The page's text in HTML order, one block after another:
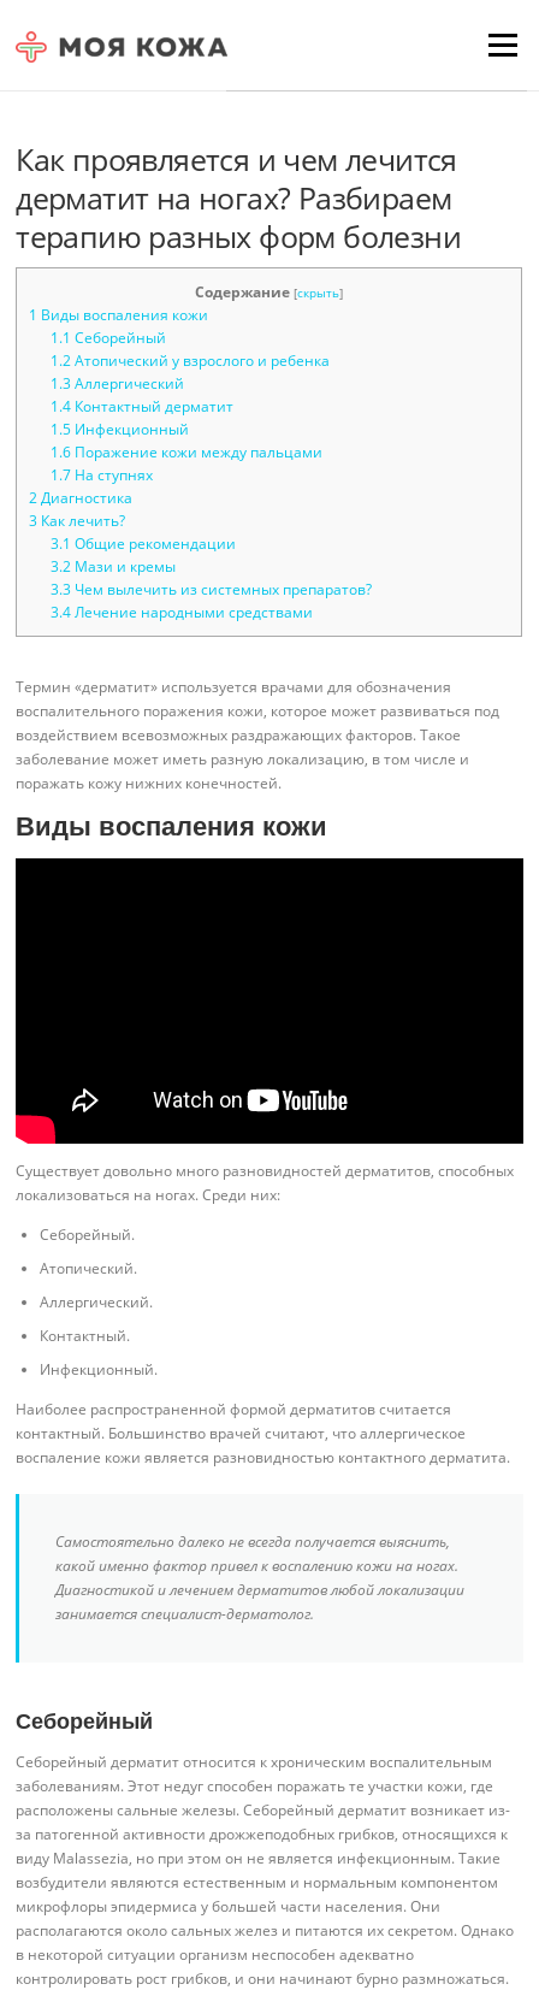
Menu
Как проявляется и чем лечится
дерматит на ногах? Разбираем
терапию разных форм болезни
Содержание [скрыть]
1 Виды воспаления кожи
1.1 Себорейный
1.2Атопический у взрослого и ребенка
1.3Аллергический
1.4Контактный дерматит
1.5Инфекционный
1.6Поражение кожи между пальцами
1.7На ступнях
2 Диагностика
3 Как лечить?
3.1 Общие рекомендации
3.2Мази и кремы
3.3Чем вылечить из системных препаратов?
3.4Лечение народными средствами
Термин «дерматит» используется врачами для обозначения
воспалительного поражения кожи, которое может развиваться под
воздействием всевозможных раздражающих факторов. Такое
заболевание может иметь разную локализацию, в том числе и
поражать кожу нижних конечностей.
Виды воспаления кожи
Существует довольно много разновидностей дерматитов, способных
локализоваться на ногах. Среди них:
Себорейный.
Атопический.
Аллергический.
Контактный.
Инфекционный.
Наиболее распространенной формой дерматитов считается
контактный. Большинство врачей считают, что аллергическое
воспаление кожи является разновидностью контактного дерматита.
Самостоятельно далеко не всегда получается выяснить,
какой именно фактор привел к воспалению кожи на ногах.
Диагностикой и лечением дерматитов любой локализации
занимается специалист-дерматолог.
Себорейный
Себорейный дерматит относится к хроническим воспалительным
заболеваниям. Этот недуг способен поражать те участки кожи, где
расположены сальные железы. Себорейный дерматит возникает из-
за патогенной активности дрожжеподобных грибков, относящихся к
виду Malassezia, но при этом он не является инфекционным. Такие
возбудители являются естественным и нормальным компонентом
микрофлоры эпидермиса у большей части населения. Они
располагаются около сальных желез и питаются их секретом. Однако
в некоторой ситуации организм неспособен адекватно
контролировать рост грибков, и они начинают бурно размножаться.
Для любых предложений по